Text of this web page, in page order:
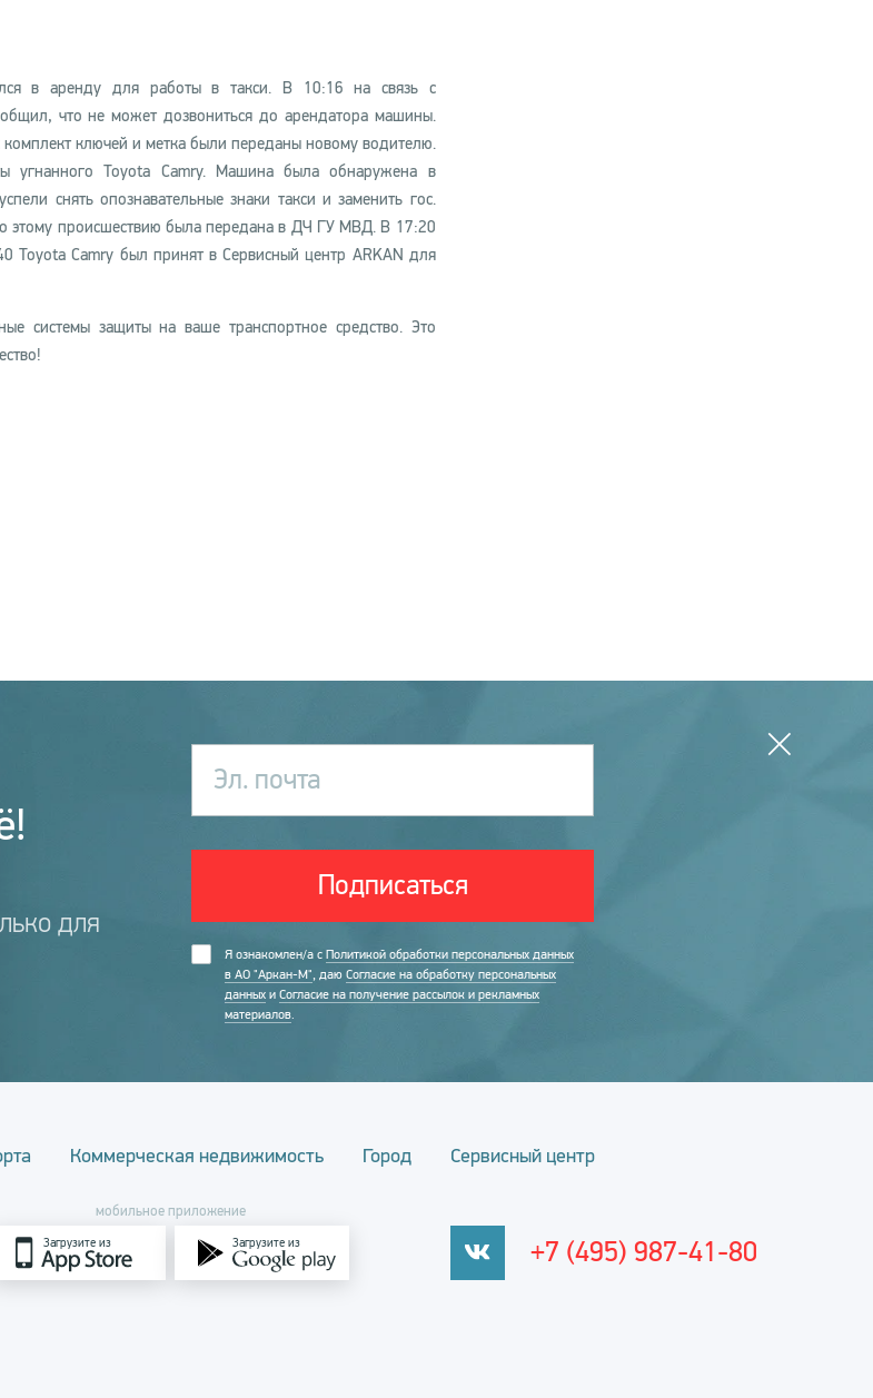
в аренду для работы в такси. В 10:16 на связь с
что не может дозвониться до арендатора машины.
комплект ключей и метка были переданы новому водителю.
угнанного Toyota Camry. Машина была обнаружена в
снять опознавательные знаки такси и заменить гос.
этому происшествию была передана в ДЧ ГУ МВД. В 17:20
Toyota Camry был принят в Сервисный центр ARKAN для
системы защиты на ваше транспортное средство. Это
для
Эл. почта
Подписаться
Я ознакомлен/а с Политикой обработки персональных данных
в АО "Аркан-М", даю Согласие на обработку персональных
данных и Согласие на получение рассылок и рекламных
материалов.
Коммерческая недвижимость Город Сервисный центр
мобильное приложение
Загрузите из Загрузите из +7 (495) 987-41-80